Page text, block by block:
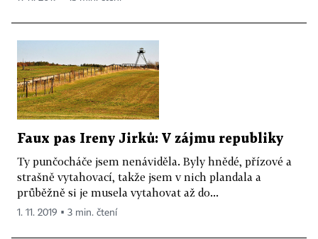
Faux pas Ireny Jirků: V zájmu republiky
Ty punčocháče jsem nenáviděla. Byly hnědé, přízové a
strašně vytahovací, takže jsem v nich plandala a
průběžně si je musela vytahovat až do...
1. 11. 2019 ▪ 3 min. čtení